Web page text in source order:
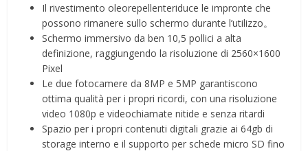
Il rivestimento oleorepellenteriduce le impronte che
possono rimanere sullo schermo durante l’utilizzo。
Schermo immersivo da ben 10,5 pollici a alta
definizione, raggiungendo la risoluzione di 2560×1600
Pixel
Le due fotocamere da 8MP e 5MP garantiscono
ottima qualità per i propri ricordi, con una risoluzione
video 1080p e videochiamate nitide e senza ritardi
Spazio per i propri contenuti digitali grazie ai 64gb di
storage interno e il supporto per schede micro SD fino